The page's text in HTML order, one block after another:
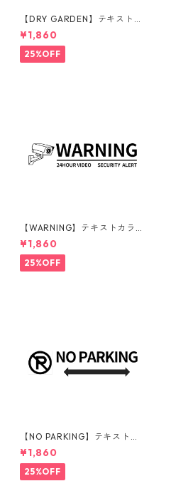
【DRY GARDEN】テキストカ
ラー：白 | ステッカー | ドライ
ガーデン | アガベ | 看板 | サイ
ンプレート | 庭 | 外構
¥1,860
25%OFF
【WARNING】テキストカラ
ー：黒 | ステッカー | ドライガ
ーデン | アガベ | 看板 | サイン
プレート | 監視カメラ | 庭 | 外
構
¥1,860
25%OFF
【NO PARKING】テキストカ
ラー：黒 | ステッカー | ドライ
ガーデン | アガベ | 看板 | サイ
ンプレート | 駐車禁止 | 庭 | 外
構
¥1,860
25%OFF